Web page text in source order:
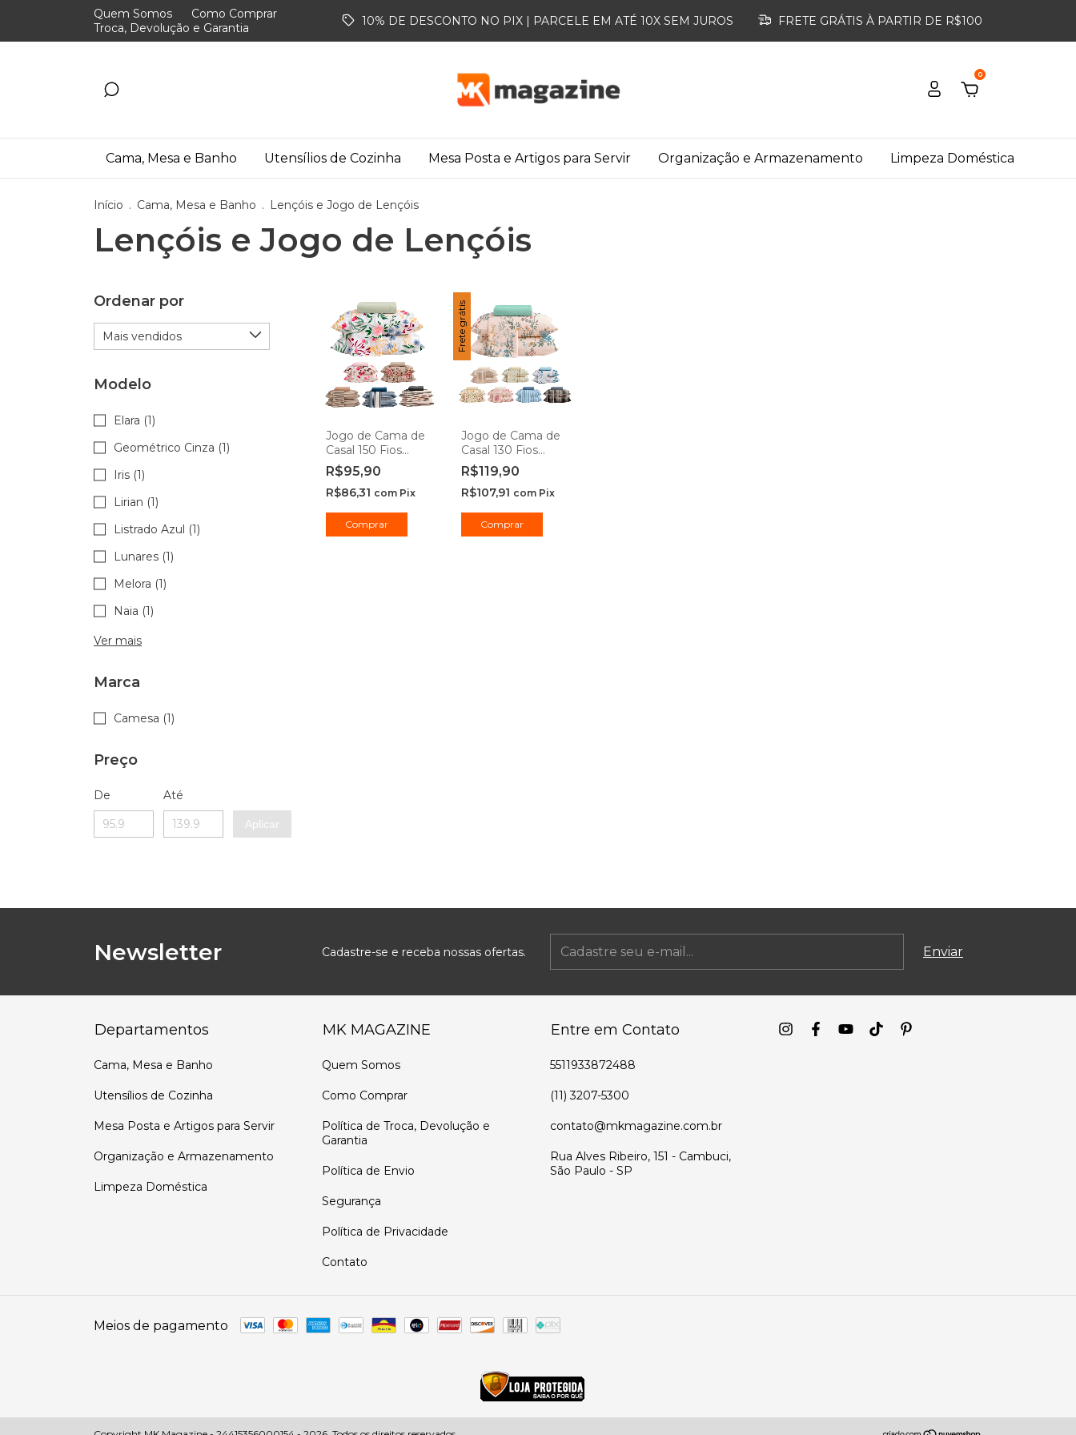
Quem Somos
Como Comprar
Troca, Devolução e Garantia
10% DE DESCONTO NO PIX | PARCELE EM ATÉ 10X SEM JUROS FRETE GRÁTIS À PARTIR DE R$100
0
Cama, Mesa e Banho Utensílios de Cozinha Mesa Posta e Artigos para Servir Organização e Armazenamento Limpeza Doméstica
Início . Cama, Mesa e Banho . Lençóis e Jogo de Lençóis
Lençóis e Jogo de Lençóis
Ordenar por
Modelo
Elara (1)
Geométrico Cinza (1)
Iris (1)
Lirian (1)
Listrado Azul (1)
Lunares (1)
Melora (1)
Naia (1)
Ver mais
Marca
Camesa (1)
Preço
De Até
Aplicar
Jogo de Cama de
Casal 150 Fios
Duplo 4 peças
Camesa
R$95,90
R$86,31 com Pix
Comprar
Frete grátis
Jogo de Cama de
Casal 130 Fios
Duplo 4 peças
Camesa
R$119,90
R$107,91 com Pix
Comprar
Newsletter Cadastre-se e receba nossas ofertas.
Departamentos
Cama, Mesa e Banho
Utensílios de Cozinha
Mesa Posta e Artigos para Servir
Organização e Armazenamento
Limpeza Doméstica
MK MAGAZINE
Quem Somos
Como Comprar
Política de Troca, Devolução e
Garantia
Política de Envio
Segurança
Política de Privacidade
Contato
Entre em Contato
5511933872488
(11) 3207-5300
contato@mkmagazine.com.br
Rua Alves Ribeiro, 151 - Cambuci,
São Paulo - SP
Meios de pagamento